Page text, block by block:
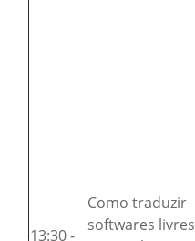
13:30 -
Como traduzir
softwares livres